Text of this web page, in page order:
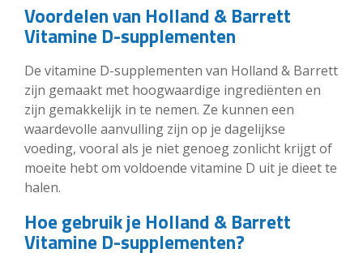
Voordelen van Holland & Barrett
Vitamine D-supplementen
De vitamine D-supplementen van Holland & Barrett
zijn gemaakt met hoogwaardige ingrediënten en
zijn gemakkelijk in te nemen. Ze kunnen een
waardevolle aanvulling zijn op je dagelijkse
voeding, vooral als je niet genoeg zonlicht krijgt of
moeite hebt om voldoende vitamine D uit je dieet te
halen.
Hoe gebruik je Holland & Barrett
Vitamine D-supplementen?